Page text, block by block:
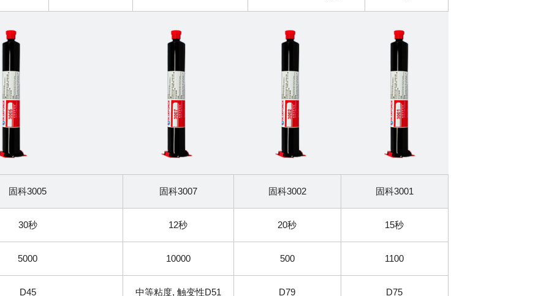
固科3005 固科3007 固科3002 固科3001
30秒 12秒 20秒 15秒
5000 10000 500 1100
D45 中等粘度, 触变性D51 D79 D75